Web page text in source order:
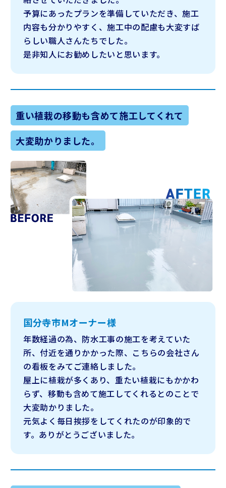
予算にあったプランを準備していただき、施工
内容も分かりやすく、施工中の配慮も大変すば
らしい職人さんたちでした。
是非知人にお勧めしたいと思います。
重い植栽の移動も含めて施工してくれて
大変助かりました。
国分寺市Mオーナー様
年数経過の為、防水工事の施工を考えていた
所、付近を通りかかった際、こちらの会社さん
の看板をみてご連絡しました。
屋上に植栽が多くあり、重たい植栽にもかかわ
らず、移動も含めて施工してくれるとのことで
大変助かりました。
元気よく毎日挨拶をしてくれたのが印象的で
す。ありがとうございました。